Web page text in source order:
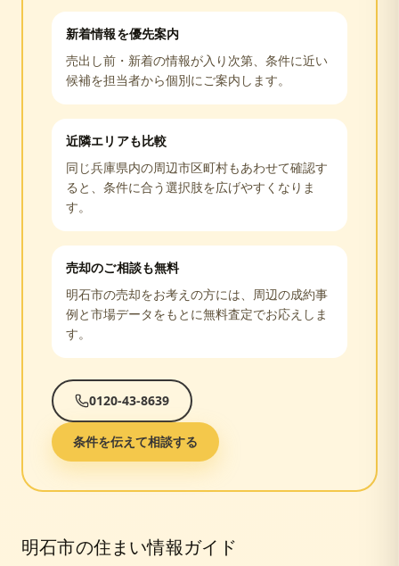
新着情報を優先案内
売出し前・新着の情報が入り次第、条件に近い
候補を担当者から個別にご案内します。
近隣エリアも比較
同じ兵庫県内の周辺市区町村もあわせて確認す
ると、条件に合う選択肢を広げやすくなりま
す。
売却のご相談も無料
明石市の売却をお考えの方には、周辺の成約事
例と市場データをもとに無料査定でお応えしま
す。
0120-43-8639
条件を伝えて相談する
明石市の住まい情報ガイド